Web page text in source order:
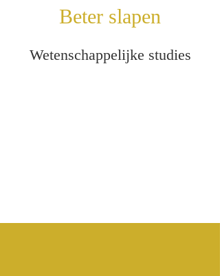
Beter slapen
Wetenschappelijke studies